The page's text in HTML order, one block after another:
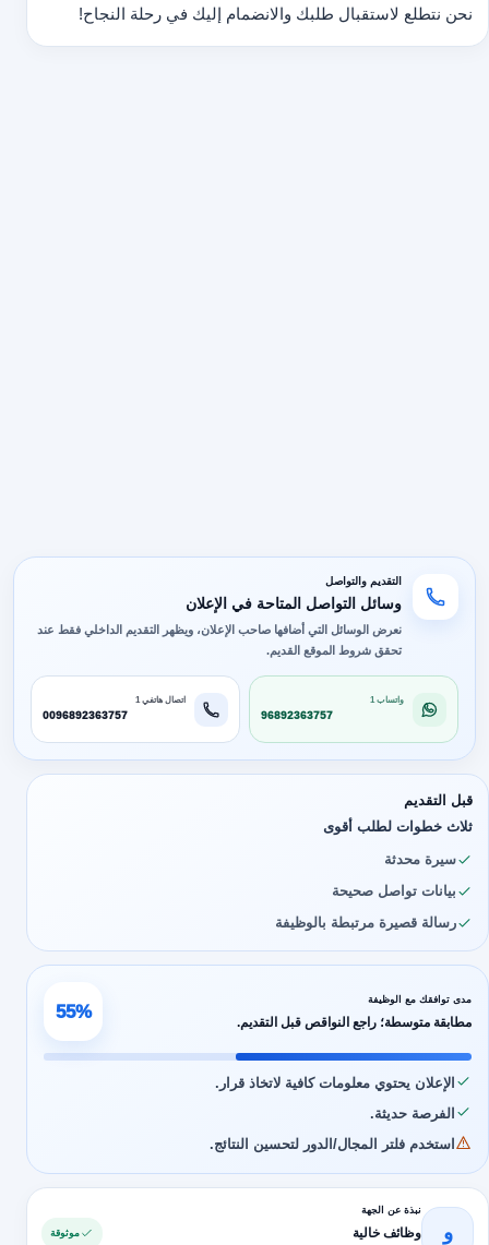
نحن نتطلع لاستقبال طلبك والانضمام إليك في رحلة النجاح!
التقديم والتواصل
وسائل التواصل المتاحة في الإعلان
نعرض الوسائل التي أضافها صاحب الإعلان، ويظهر التقديم الداخلي فقط عند
تحقق شروط الموقع القديم.
واتساب 1
96892363757
اتصال هاتفي 1
0096892363757
قبل التقديم
ثلاث خطوات لطلب أقوى
سيرة محدثة
بيانات تواصل صحيحة
رسالة قصيرة مرتبطة بالوظيفة
مدى توافقك مع الوظيفة
مطابقة متوسطة؛ راجع النواقص قبل التقديم. 55%
الإعلان يحتوي معلومات كافية لاتخاذ قرار.
الفرصة حديثة.
استخدم فلتر المجال/الدور لتحسين النتائج.
و
نبذة عن الجهة
وظائف خالية موثوقة